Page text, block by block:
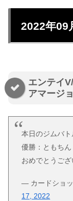
2022年09
エンテイ
アマージ
本日のジムバト
優勝：ともちん
おめでとうござ
— カードショ
17, 2022